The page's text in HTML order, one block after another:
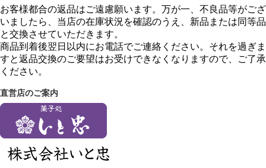
お客様都合の返品はご遠慮願います。万が一、不良品等がござ
いましたら、当店の在庫状況を確認のうえ、新品または同等品
と交換させていただきます。
商品到着後翌日以内にお電話でご連絡ください。それを過ぎま
すと返品交換のご要望はお受けできなくなりますので、ご了承
ください。
直営店のご案内